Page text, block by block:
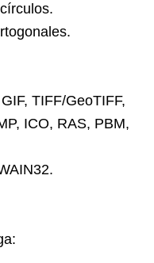
TIFF/GeoTIFF,
ICO, RAS, PBM,